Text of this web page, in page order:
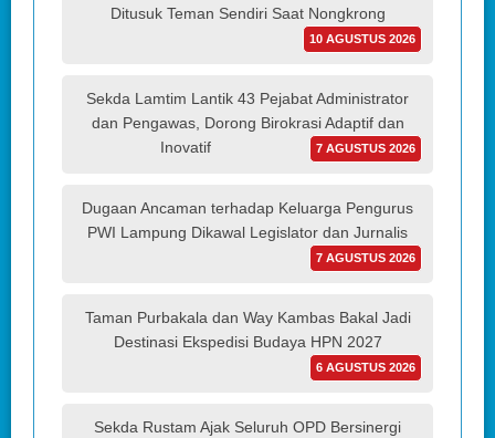
Ditusuk Teman Sendiri Saat Nongkrong
10 AGUSTUS 2026
Sekda Lamtim Lantik 43 Pejabat Administrator
dan Pengawas, Dorong Birokrasi Adaptif dan
Inovatif
7 AGUSTUS 2026
Dugaan Ancaman terhadap Keluarga Pengurus
PWI Lampung Dikawal Legislator dan Jurnalis
7 AGUSTUS 2026
Taman Purbakala dan Way Kambas Bakal Jadi
Destinasi Ekspedisi Budaya HPN 2027
6 AGUSTUS 2026
Sekda Rustam Ajak Seluruh OPD Bersinergi